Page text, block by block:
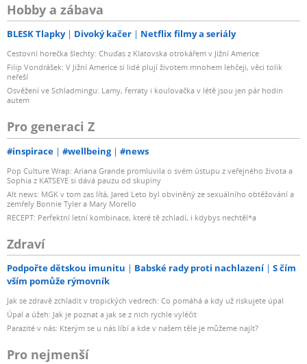
Hobby a zábava
BLESK Tlapky Divoký kačer Netflix filmy a seriály
Cestovní horečka šlechty: Chuďas z Klatovska otrokářem v Jižní Americe
Filip Vondrášek: V Jižní Americe si lidé plují životem mnohem lehčeji, věci tolik
neřeší
Osvěžení ve Schladmingu: Lamy, ferraty i koulovačka v létě jsou jen pár hodin
autem
Pro generaci Z
#inspirace #wellbeing #news
Pop Culture Wrap: Ariana Grande promluvila o svém ústupu z veřejného života a
Sophia z KATSEYE si dává pauzu od skupiny
Alt news: MGK v tom zas lítá, Jared Leto byl obviněný ze sexuálního obtěžování a
zemřely Bonnie Tyler a Mary Morello
RECEPT: Perfektní letní kombinace, které tě zchladí, i kdybys nechtěl*a
Zdraví
Podpořte dětskou imunitu Babské rady proti nachlazení
S čím
vším pomůže rýmovník
Jak se zdravě zchladit v tropických vedrech: Co pomáhá a kdy už riskujete úpal
Úpal a úžeh: Jak je poznat a jak se z nich rychle vyléčit
Parazité v nás: Kterým se u nás líbí a kde v našem těle je můžeme najít?
Pro nejmenší